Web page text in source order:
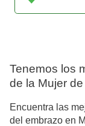
Tenemos los
de la Mujer
Encuentra las
del embrazo en